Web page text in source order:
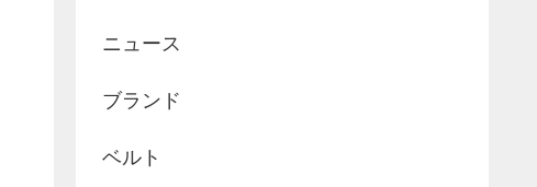
ニュース
ブランド
ベルト